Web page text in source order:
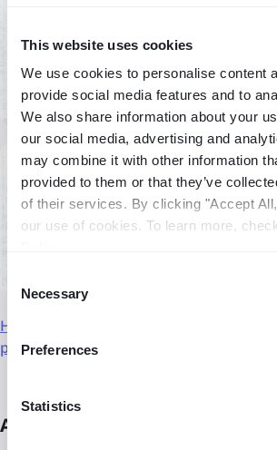
This website uses cookies
We use cookies to personalise content
provide social media features and to
We also share information about your
our social media, advertising and
may combine it with other information
provided to them or that they’ve
of their services. By clicking "Accept
our use of cookies. To learn more,
Selection
Necessary
Preferences
Statistics
Найкращий інструмент для пошуку
розпізнавання облич – lenso.ai
Альтернативи lenso.ai